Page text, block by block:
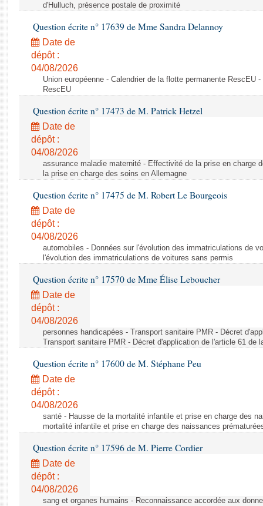
Dossiers législatifs
Budget et sécurité sociale
Questions écrites et orales
Comptes rendus des débats
d'Hulluch, présence postale de proximité
Question écrite n° 17639 de Mme Sandra Delannoy
Date de
dépôt :
04/08/2026
Union européenne - Calendrier de la flotte permanente RescEU
RescEU
Question écrite n° 17473 de M. Patrick Hetzel
Date de
dépôt :
04/08/2026
assurance maladie maternité - Effectivité de la prise en charge
la prise en charge des soins en Allemagne
Question écrite n° 17475 de M. Robert Le Bourgeois
Date de
dépôt :
04/08/2026
automobiles - Données sur l'évolution des immatriculations de
l'évolution des immatriculations de voitures sans permis
Question écrite n° 17570 de Mme Élise Leboucher
Date de
dépôt :
04/08/2026
personnes handicapées - Transport sanitaire PMR - Décret
Transport sanitaire PMR - Décret d'application de l'article 61 de
Question écrite n° 17600 de M. Stéphane Peu
Date de
dépôt :
04/08/2026
santé - Hausse de la mortalité infantile et prise en charge des
mortalité infantile et prise en charge des naissances
Question écrite n° 17596 de M. Pierre Cordier
Date de
dépôt :
04/08/2026
sang et organes humains - Reconnaissance accordée aux